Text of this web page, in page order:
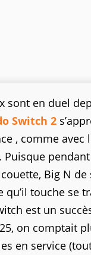
sont en duel
Switch 2
, comme avec
Big N de
qu’il touche se
est un
on comptait
en service